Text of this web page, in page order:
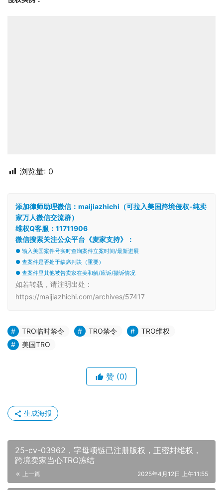
浏览量: 0
添加律师助理微信：maijiazhichi（可拉入美国跨境侵权-纯卖
家万人微信交流群）
维权Q客服：11711906
微信搜索关注公众平台《麦家支持》：
● 输入美国案件号实时查询案件立案时间/最新进展
● 查案件是否处于缺席判决（重要）
● 查案件里其他被告卖家在美和解/应诉/撤诉情况
如若转载，请注明出处：
https://maijiazhichi.com/archives/57417
TRO临时禁令 TRO禁令
TRO维权
美国TRO
赞 (0)
生成海报
25-cv-03962，字母项链已注册版权，正密封维权，
跨境卖家当心TRO冻结
上一篇 2025年4月12日 上午11:55